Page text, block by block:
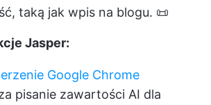
taką jak wpis na blogu. 📜
Jasper:
Google Chrome
pisanie zawartości AI dla